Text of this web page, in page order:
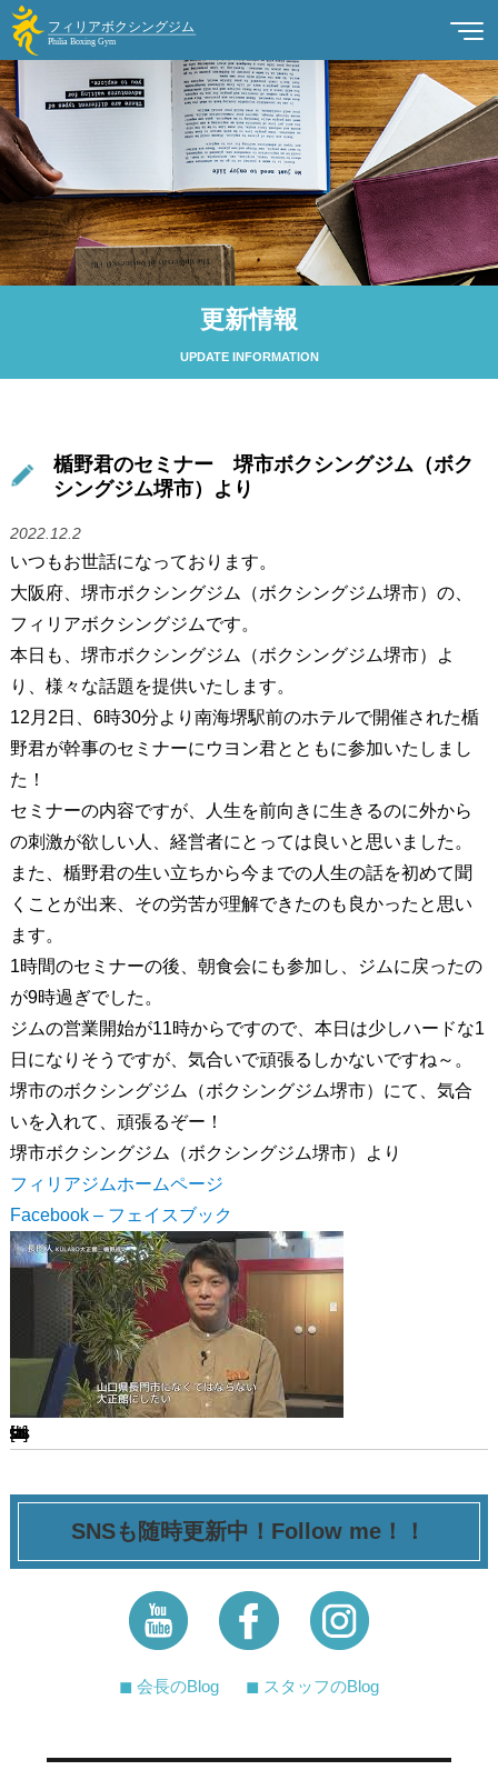
更新情報
UPDATE INFORMATION
楯野君のセミナー 堺市ボクシングジム（ボク
シングジム堺市）より
2022.12.2
いつもお世話になっております。
大阪府、堺市ボクシングジム（ボクシングジム堺市）の、
フィリアボクシングジムです。
本日も、堺市ボクシングジム（ボクシングジム堺市）よ
り、様々な話題を提供いたします。
12月2日、6時30分より南海堺駅前のホテルで開催された楯
野君が幹事のセミナーにウヨン君とともに参加いたしまし
た！
セミナーの内容ですが、人生を前向きに生きるのに外から
の刺激が欲しい人、経営者にとっては良いと思いました。
また、楯野君の生い立ちから今までの人生の話を初めて聞
くことが出来、その労苦が理解できたのも良かったと思い
ます。
1時間のセミナーの後、朝食会にも参加し、ジムに戻ったの
が9時過ぎでした。
ジムの営業開始が11時からですので、本日は少しハードな1
日になりそうですが、気合いで頑張るしかないですね～。
堺市のボクシングジム（ボクシングジム堺市）にて、気合
いを入れて、頑張るぞー！
堺市ボクシングジム（ボクシングジム堺市）より
フィリアジムホームページ
Facebook – フェイスブック
[ssba-buttons]
SNSも随時更新中！Follow me！！
◼︎ 会長のBlog ◼︎ スタッフのBlog